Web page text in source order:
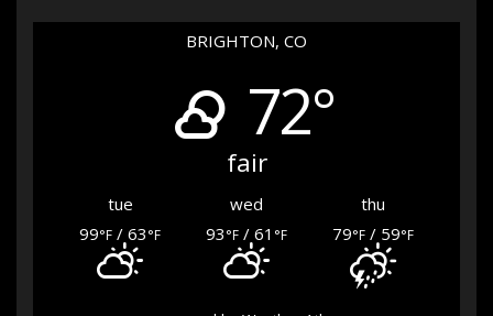
BRIGHTON, CO
72°
fair
tue wed
thu
99°F / 63°F 93°F/ 61 °F 79°F/ 59°F